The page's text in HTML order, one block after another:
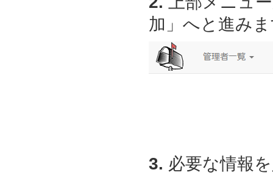
加」へと進み
3. 必要な情報